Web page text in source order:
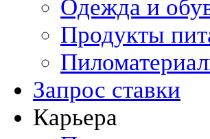
Одежда и
Продукты
Запрос ставки
Карьера